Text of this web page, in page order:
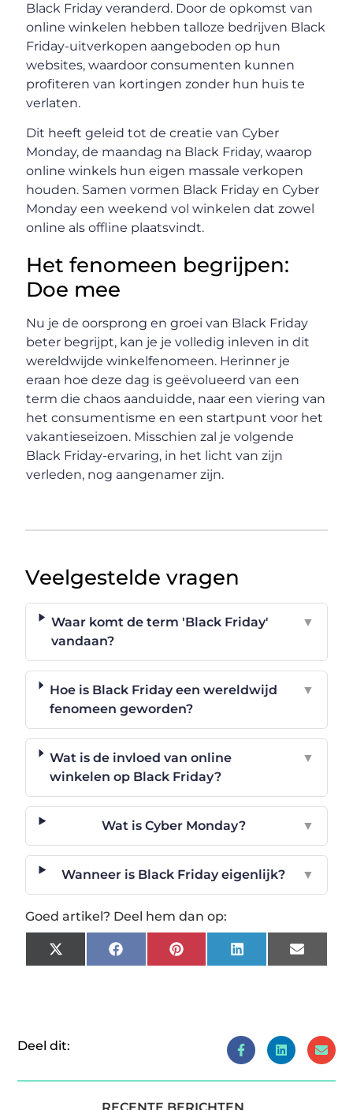
Black Friday veranderd. Door de opkomst van
online winkelen hebben talloze bedrijven Black
Friday-uitverkopen aangeboden op hun
websites, waardoor consumenten kunnen
profiteren van kortingen zonder hun huis te
verlaten.
Dit heeft geleid tot de creatie van Cyber
Monday, de maandag na Black Friday, waarop
online winkels hun eigen massale verkopen
houden. Samen vormen Black Friday en Cyber
Monday een weekend vol winkelen dat zowel
online als offline plaatsvindt.
Het fenomeen begrijpen:
Doe mee
Nu je de oorsprong en groei van Black Friday
beter begrijpt, kan je je volledig inleven in dit
wereldwijde winkelfenomeen. Herinner je
eraan hoe deze dag is geëvolueerd van een
term die chaos aanduidde, naar een viering van
het consumentisme en een startpunt voor het
vakantieseizoen. Misschien zal je volgende
Black Friday-ervaring, in het licht van zijn
verleden, nog aangenamer zijn.
Veelgestelde vragen
Waar komt de term 'Black Friday'
vandaan?
▼
Hoe is Black Friday een wereldwijd
fenomeen geworden?
▼
Wat is de invloed van online
winkelen op Black Friday?
▼
Wat is Cyber Monday? ▼
Wanneer is Black Friday eigenlijk? ▼
Goed artikel? Deel hem dan op:
X
(Twitter)
FacebookPinterestLinkedInEmail
Deel dit: